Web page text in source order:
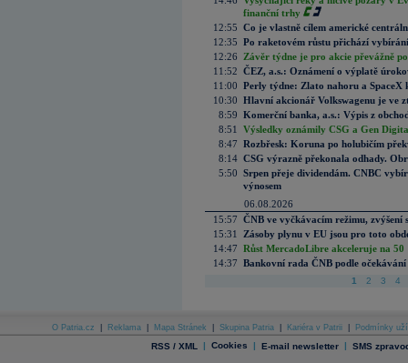
finanční trhy
12:55 Co je vlastně cílem americké
12:35 Po raketovém růstu přichází
12:26
Závěr týdne je pro akcie převážně
11:52 ČEZ, a.s.: Oznámení o výplatě
11:00 Perly týdne: Zlato nahoru a SpaceX
10:30 Hlavní akcionář Volkswagenu je ve
8:59 Komerční banka, a.s.: Výpis z
8:51
Výsledky oznámily CSG a Gen
8:47 Rozbřesk: Koruna po holubičím
8:14 CSG výrazně překonala odhady.
5:50 Srpen přeje dividendám. CNBC
výnosem
06.08.2026
15:57 ČNB ve vyčkávacím režimu, zvýšení
15:31
Zásoby plynu v EU jsou pro toto
14:47 Růst MercadoLibre akceleruje na
14:37 Bankovní rada ČNB podle
1 2 3 4
O Patria.cz Reklama Mapa Stránek Skupina Patria Kariéra v Patrii Podmínky
RSS / XML | Cookies | E-mail newsletter | SMS